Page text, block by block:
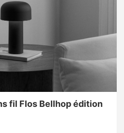
fil Flos Bellhop édition